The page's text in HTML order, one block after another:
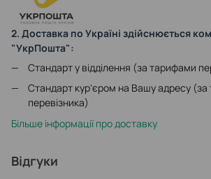
2. Доставка по Україні здійснюється
"УкрПошта":
Стандарт у відділення (за тарифами
Стандарт кур'єром на Вашу адресу
перевізника)
Більше інформації про доставку
Відгуки